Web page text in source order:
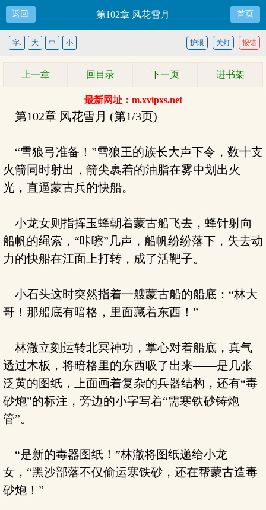
返回 第102章 风花雪月 首页
报错
关灯
护眼
字: 大 中 小
上一章 回目录 下一页 进书架
最新网址：m.xvipxs.net
第102章 风花雪月 (第1/3页)
“雪狼弓准备！”雪狼王的族长大声下令，数十支
火箭同时射出，箭尖裹着的油脂在雾中划出火
光，直逼蒙古兵的快船。
小龙女则指挥玉蜂朝着蒙古船飞去，蜂针射向
船帆的绳索，“咔嚓”几声，船帆纷纷落下，失去动
力的快船在江面上打转，成了活靶子。
小石头这时突然指着一艘蒙古船的船底：“林大
哥！那船底有暗格，里面藏着东西！”
林澈立刻运转北冥神功，掌心对着船底，真气
透过木板，将暗格里的东西吸了出来——是几张
泛黄的图纸，上面画着复杂的兵器结构，还有“毒
砂炮”的标注，旁边的小字写着“需寒铁砂铸炮
管”。
“是新的毒器图纸！”林澈将图纸递给小龙
女，“黑沙部落不仅偷运寒铁砂，还在帮蒙古造毒
砂炮！”